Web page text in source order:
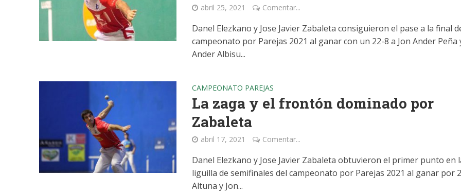
abril 25, 2021 Comentar...
Danel Elezkano y Jose Javier Zabaleta consiguieron el pase a la final
campeonato por Parejas 2021 al ganar con un 22-8 a Jon Ander Peña
Ander Albisu...
CAMPEONATO PAREJAS
La zaga y el frontón dominado por
Zabaleta
abril 17, 2021 Comentar...
Danel Elezkano y Jose Javier Zabaleta obtuvieron el primer punto en
liguilla de semifinales del campeonato por Parejas 2021 al ganar por
Altuna y Jon...